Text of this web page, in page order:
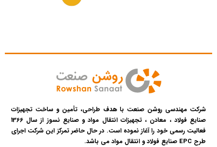
شرکت مهندسی روشن صنعت با هدف طراحی، تأمین و ساخت تجهیزات
صنایع فولاد ، معادن ، تجهیزات انتقال مواد و صنایع نسوز از سال 1366
فعالیت رسمی خود را آغاز نموده است. در حال حاضر تمرکز این شرکت اجرای
طرح EPC صنایع فولاد و انتقال مواد می باشد.​